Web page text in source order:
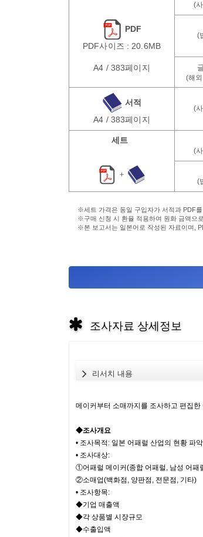
PDF
PDF사이즈 : 20.6MB
A4 / 383페이지
서적
A4 / 383페이지
세트
＋
※세트 가격은 동일 구입자가 서적과 PDF
※구매 신청 시 환율 적용하여 원화 금액으
※본 보고서는 일본어로 작성된 자료이며,
조사자료 상세정보
리서치 내용
메이커부터 소매까지를 조사하고 편집
◆조사개요
• 조사목적: 일본 어패럴 산업의 현황 파
• 조사대상:
①어패럴 메이커(종합 어패럴, 남성 어패
②소매업(백화점, 양판점, 전문점, 기타)
• 조사항목:
◆기업 매출액
◆각 상품별 시장규모
◆수출입액